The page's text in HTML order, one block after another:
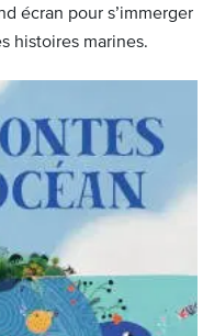
écran pour s’immerger
histoires marines.